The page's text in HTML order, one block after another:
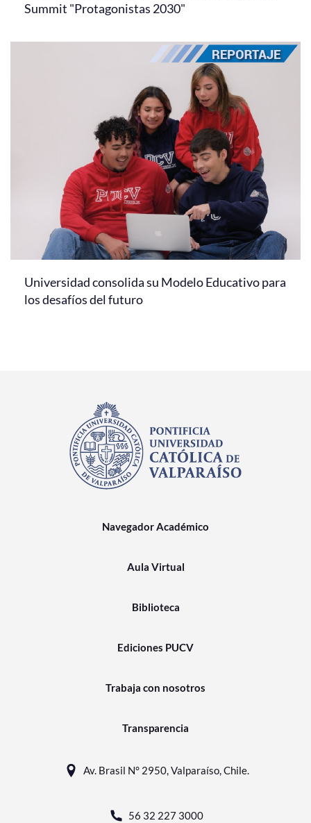
Summit "Protagonistas 2030"
Universidad consolida su Modelo Educativo para
los desafíos del futuro
Navegador Académico
Aula Virtual
Biblioteca
Ediciones PUCV
Trabaja con nosotros
Transparencia
Av. Brasil N° 2950, Valparaíso, Chile.
56 32 227 3000